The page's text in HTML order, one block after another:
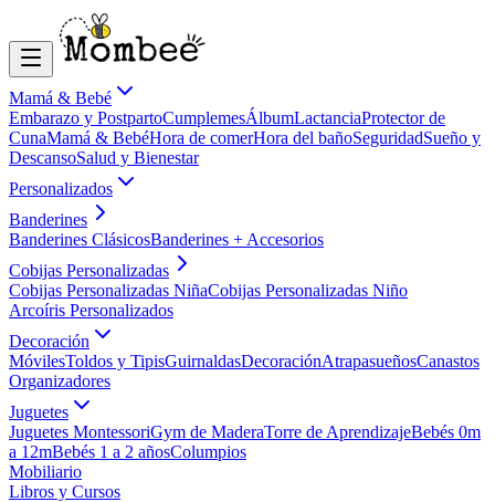
Mamá & Bebé
Embarazo y PostpartoCumplemesÁlbumLactanciaProtector de
CunaMamá & BebéHora de comerHora del bañoSeguridadSueño y
DescansoSalud y Bienestar
Personalizados
Banderines
Banderines ClásicosBanderines + Accesorios
Cobijas Personalizadas
Cobijas Personalizadas NiñaCobijas Personalizadas Niño
Arcoíris Personalizados
Decoración
MóvilesToldos y TipisGuirnaldasDecoraciónAtrapasueñosCanastos
Organizadores
Juguetes
Juguetes MontessoriGym de MaderaTorre de AprendizajeBebés 0m
a 12mBebés 1 a 2 añosColumpios
Mobiliario
Libros y Cursos